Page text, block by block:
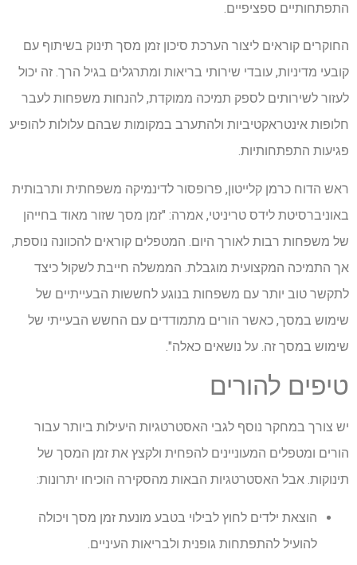
התפתחותיים ספציפיים.
החוקרים קוראים ליצור הערכת סיכון זמן מסך תינוק בשיתוף עם
קובעי מדיניות, עובדי שירותי בריאות ומתרגלים בגיל הרך. זה יכול
לעזור לשירותים לספק תמיכה ממוקדת, להנחות משפחות לעבר
חלופות אינטראקטיביות ולהתערב במקומות שבהם עלולות להופיע
פגיעות התפתחותיות.
ראש הדוח כרמן קלייטון, פרופסור לדינמיקה משפחתית ותרבותית
באוניברסיטת לידס טריניטי, אמרה: "זמן מסך שזור מאוד בחייהן
של משפחות רבות לאורך היום. המטפלים קוראים להכוונה נוספת,
אך התמיכה המקצועית מוגבלת. הממשלה חייבת לשקול כיצד
לתקשר טוב יותר עם משפחות בנוגע לחששות הבעייתיים של
שימוש במסך, כאשר הורים מתמודדים עם החשש הבעייתי של
שימוש במסך זה. על נושאים כאלה".
טיפים להורים
יש צורך במחקר נוסף לגבי האסטרטגיות היעילות ביותר עבור
הורים ומטפלים המעוניינים להפחית ולקצץ את זמן המסך של
תינוקות. אבל האסטרטגיות הבאות מהסקירה הוכיחו יתרונות:
הוצאת ילדים לחוץ לבילוי בטבע מונעת זמן מסך ויכולה
להועיל להתפתחות גופנית ולבריאות העיניים.